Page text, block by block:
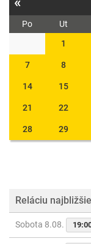
Po Ut
1
7 8
14 15
21 22
28 29
Reláciu
Sobota 8.08.